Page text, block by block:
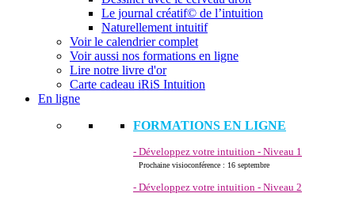
Le journal créatif© de l’intuition
Naturellement intuitif
Voir le calendrier complet
Voir aussi nos formations en ligne
Lire notre livre d'or
Carte cadeau iRiS Intuition
En ligne
FORMATIONS EN LIGNE
- Développez votre intuition - Niveau 1
Prochaine visioconférence : 16 septembre
- Développez votre intuition - Niveau 2